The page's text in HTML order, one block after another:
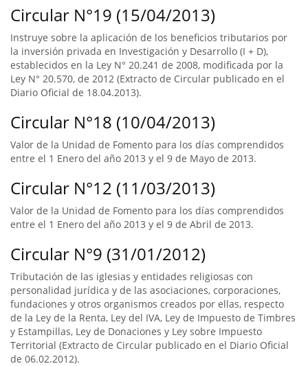
Circular N°19 (15/04/2013)
Instruye sobre la aplicación de los beneficios tributarios por
la inversión privada en Investigación y Desarrollo (I + D),
establecidos en la Ley N° 20.241 de 2008, modificada por la
Ley N° 20.570, de 2012 (Extracto de Circular publicado en el
Diario Oficial de 18.04.2013).
Circular N°18 (10/04/2013)
Valor de la Unidad de Fomento para los días comprendidos
entre el 1 Enero del año 2013 y el 9 de Mayo de 2013.
Circular N°12 (11/03/2013)
Valor de la Unidad de Fomento para los días comprendidos
entre el 1 Enero del año 2013 y el 9 de Abril de 2013.
Circular N°9 (31/01/2012)
Tributación de las iglesias y entidades religiosas con
personalidad jurídica y de las asociaciones, corporaciones,
fundaciones y otros organismos creados por ellas, respecto
de la Ley de la Renta, Ley del IVA, Ley de Impuesto de Timbres
y Estampillas, Ley de Donaciones y Ley sobre Impuesto
Territorial (Extracto de Circular publicado en el Diario Oficial
de 06.02.2012).